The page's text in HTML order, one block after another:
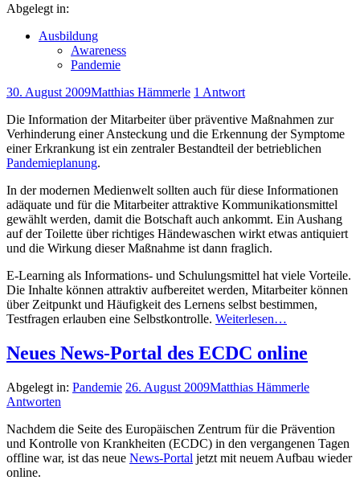
Abgelegt in:
Ausbildung
Awareness
Pandemie
30. August 2009Matthias Hämmerle 1 Antwort
Die Information der Mitarbeiter über präventive Maßnahmen zur
Verhinderung einer Ansteckung und die Erkennung der Symptome
einer Erkrankung ist ein zentraler Bestandteil der betrieblichen
Pandemieplanung.
In der modernen Medienwelt sollten auch für diese Informationen
adäquate und für die Mitarbeiter attraktive Kommunikationsmittel
gewählt werden, damit die Botschaft auch ankommt. Ein Aushang
auf der Toilette über richtiges Händewaschen wirkt etwas antiquiert
und die Wirkung dieser Maßnahme ist dann fraglich.
E-Learning als Informations- und Schulungsmittel hat viele Vorteile.
Die Inhalte können attraktiv aufbereitet werden, Mitarbeiter können
über Zeitpunkt und Häufigkeit des Lernens selbst bestimmen,
Testfragen erlauben eine Selbstkontrolle. Weiterlesen…
Neues News-Portal des ECDC online
Abgelegt in: Pandemie 26. August 2009Matthias Hämmerle
Antworten
Nachdem die Seite des Europäischen Zentrum für die Prävention
und Kontrolle von Krankheiten (ECDC) in den vergangenen Tagen
offline war, ist das neue News-Portal jetzt mit neuem Aufbau wieder
online.